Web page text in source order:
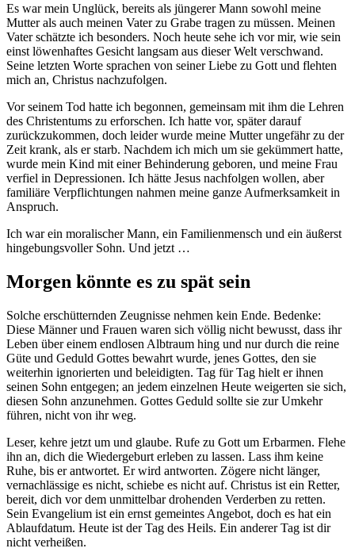
Es war mein Unglück, bereits als jüngerer Mann sowohl meine
Mutter als auch meinen Vater zu Grabe tragen zu müssen. Meinen
Vater schätzte ich besonders. Noch heute sehe ich vor mir, wie sein
einst löwenhaftes Gesicht langsam aus dieser Welt verschwand.
Seine letzten Worte sprachen von seiner Liebe zu Gott und flehten
mich an, Christus nachzufolgen.
Vor seinem Tod hatte ich begonnen, gemeinsam mit ihm die Lehren
des Christentums zu erforschen. Ich hatte vor, später darauf
zurückzukommen, doch leider wurde meine Mutter ungefähr zu der
Zeit krank, als er starb. Nachdem ich mich um sie gekümmert hatte,
wurde mein Kind mit einer Behinderung geboren, und meine Frau
verfiel in Depressionen. Ich hätte Jesus nachfolgen wollen, aber
familiäre Verpflichtungen nahmen meine ganze Aufmerksamkeit in
Anspruch.
Ich war ein moralischer Mann, ein Familienmensch und ein äußerst
hingebungsvoller Sohn. Und jetzt …
Morgen könnte es zu spät sein
Solche erschütternden Zeugnisse nehmen kein Ende. Bedenke:
Diese Männer und Frauen waren sich völlig nicht bewusst, dass ihr
Leben über einem endlosen Albtraum hing und nur durch die reine
Güte und Geduld Gottes bewahrt wurde, jenes Gottes, den sie
weiterhin ignorierten und beleidigten. Tag für Tag hielt er ihnen
seinen Sohn entgegen; an jedem einzelnen Heute weigerten sie sich,
diesen Sohn anzunehmen. Gottes Geduld sollte sie zur Umkehr
führen, nicht von ihr weg.
Leser, kehre jetzt um und glaube. Rufe zu Gott um Erbarmen. Flehe
ihn an, dich die Wiedergeburt erleben zu lassen. Lass ihm keine
Ruhe, bis er antwortet. Er wird antworten. Zögere nicht länger,
vernachlässige es nicht, schiebe es nicht auf. Christus ist ein Retter,
bereit, dich vor dem unmittelbar drohenden Verderben zu retten.
Sein Evangelium ist ein ernst gemeintes Angebot, doch es hat ein
Ablaufdatum. Heute ist der Tag des Heils. Ein anderer Tag ist dir
nicht verheißen.